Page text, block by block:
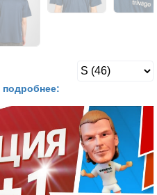
подробнее: